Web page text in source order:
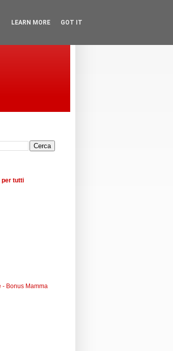
per tutti
- Bonus Mamma
LEARN MORE GOT IT